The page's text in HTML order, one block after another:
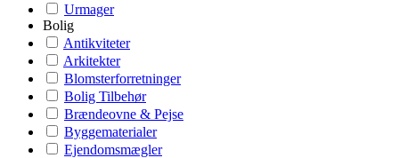
Urmager
Bolig
Antikviteter
Arkitekter
Blomsterforretninger
Bolig Tilbehør
Brændeovne & Pejse
Byggematerialer
Ejendomsmægler